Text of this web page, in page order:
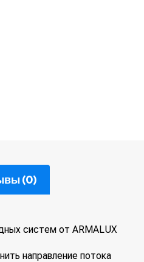
(0)
систем от ARMALUX
направление потока